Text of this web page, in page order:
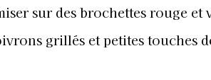
sur des brochettes rouge et
grillés et petites touches